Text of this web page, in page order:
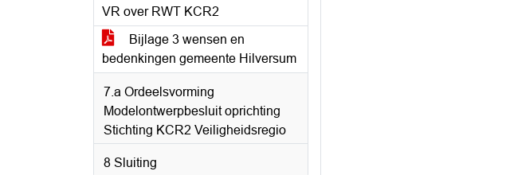
VR over RWT KCR2
Bijlage 3 wensen en
bedenkingen gemeente Hilversum
7.a Ordeelsvorming
Modelontwerpbesluit oprichting
Stichting KCR2 Veiligheidsregio
8 Sluiting